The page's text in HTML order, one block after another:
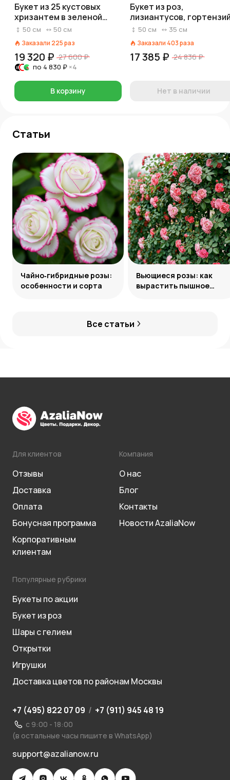
Букет из 25 кустовых
хризантем в зеленой
бумаге
50 см 50 см
Заказали 225раз
19 320 ₽ 27 600 ₽
по 4 830 ₽ ×4
В корзину
Букет из роз,
лизиантусов,
«Ты так красива
50 см 35 см
Заказали 403раза
17 385 ₽ 24 836 ₽
Нет в наличии
Статьи
Все статьи
Чайно‑гибридные розы:
особенности и сорта
Вьющиеся розы: как
вырастить пышное
Для клиентов
Отзывы
Доставка
Оплата
Бонусная программа
Корпоративным
клиентам
Компания
О нас
Блог
Контакты
Новости AzaliaNow
Популярные рубрики
Букеты по акции
Букет из роз
Шары с гелием
Открытки
Игрушки
Доставка цветов по районам Москвы
+7 (495) 822 07 09 / +7 (911) 945 48 19
с 9:00 - 18:00
(в остальные часы пишите в WhatsApp)
support@azalianow.ru